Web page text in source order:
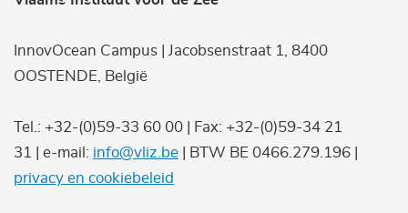
InnovOcean Campus | Jacobsenstraat 1, 8400
OOSTENDE, België
Tel.: +32-(0)59-33 60 00 | Fax: +32-(0)59-34 21
31 | e-mail: info@vliz.be | BTW BE 0466.279.196 |
privacy en cookiebeleid